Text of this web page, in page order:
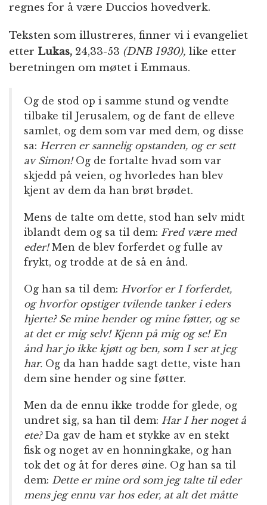
regnes for å være Duccios hovedverk.
Teksten som illustreres, finner vi i evangeliet
etter Lukas, 24,33-53 (DNB 1930), like etter
beretningen om møtet i Emmaus.
Og de stod op i samme stund og vendte
tilbake til Jerusalem, og de fant de elleve
samlet, og dem som var med dem, og disse
sa: Herren er sannelig opstanden, og er sett
av Simon!Og de fortalte hvad som var
skjedd på veien, og hvorledes han blev
kjent av dem da han brøt brødet.
Mens de talte om dette, stod han selv midt
iblandt dem og sa til dem: Fred være med
eder!Men de blev forferdet og fulle av
frykt, og trodde at de så en ånd.
Og han sa til dem: Hvorfor er I forferdet,
og hvorfor opstiger tvilende tanker i eders
hjerte? Se mine hender og mine føtter, og se
at det er mig selv! Kjenn på mig og se! En
ånd har jo ikke kjøtt og ben, som I ser at jeg
har. Og da han hadde sagt dette, viste han
dem sine hender og sine føtter.
Men da de ennu ikke trodde for glede, og
undret sig, sa han til dem: Har I her noget å
ete?Da gav de ham et stykke av en stekt
fisk og noget av en honningkake, og han
tok det og åt for deres øine. Og han sa til
dem: Dette er mine ord som jeg talte til eder
mens jeg ennu var hos eder, at alt det måtte